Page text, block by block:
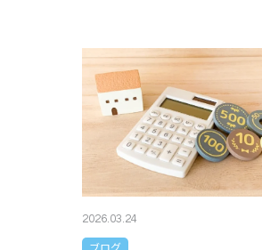
2026.03.24